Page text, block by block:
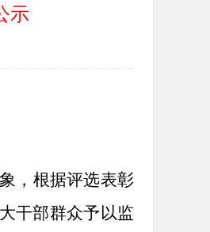
示
，根据评选表彰
干部群众予以监